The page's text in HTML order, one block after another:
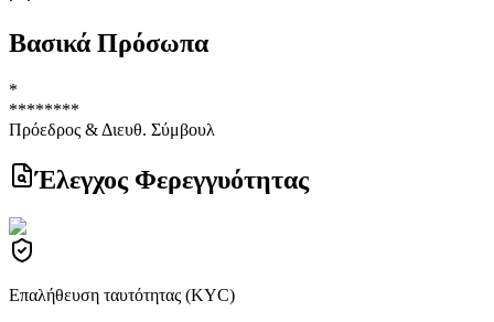
Βασικά Πρόσωπα
*
********
Πρόεδρος & Διευθ. Σύμβουλ
Έλεγχος Φερεγγυότητας
Επαλήθευση ταυτότητας (KYC)